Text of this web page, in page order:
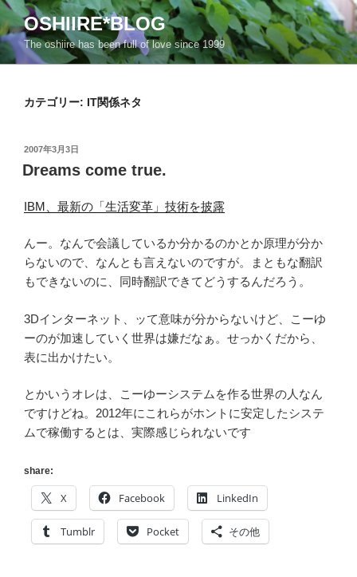
コ
ン
テ
ン
OSHIIRE*BLOG
The oshiire has been full of love since 1999
カテゴリー: IT関係ネタ
投
稿
日:
2007年3月3日
Dreams come true.
IBM、最新の「生活変革」技術を披露
んー。なんで会議しているか分かるのかとか原理が分か
らないので、なんとも言えないのですが。まともな翻訳
もできないのに、同時翻訳できてどうするんだろう。
3Dインターネット、ッて意味が分からないけど、こーゆ
ーのが加速していく世界は嫌だなぁ。せっかくだから、
表に出かけたい。
とかいうオレは、こーゆーシステムを作る世界の人なん
ですけどね。2012年にこれらがホントに安定したシステ
ムで稼働するとは、実際感じられないです
share:
X Facebook LinkedIn
Tumblr Pocket その他